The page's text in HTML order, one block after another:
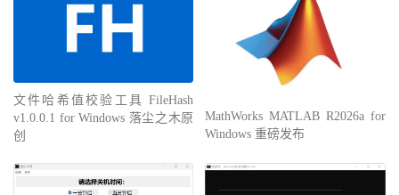
文件哈希值校验工具 FileHash
v1.0.0.1 for Windows 落尘之木原
创
MathWorks MATLAB R2026a for
Windows 重磅发布